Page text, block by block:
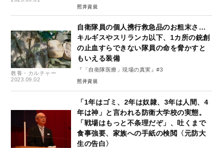
照井資規
教養・カルチャー
2023.09.02
自衛隊員の個人携行救急品のお粗末さ…
キルギスやスリランカ以下、1カ所の銃創
の止血すらできない隊員の命を脅かすと
もいえる装備
『「自衛隊医療」現場の真実』#3
照井資規
「1年はゴミ、2年は奴隷、3年は人間、4
年は神」と言われる防衛大学校の実態。
「戦場はもっと不条理だぞ」、吐くまで
食事強要、家族への手紙の検閲〈元防大
生の告白〉